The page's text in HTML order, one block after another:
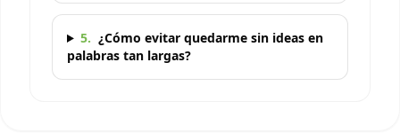
5. ¿Cómo evitar quedarme sin ideas en
palabras tan largas?